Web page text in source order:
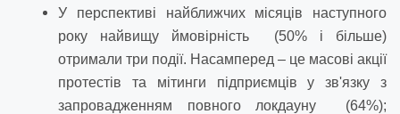
У перспективі найближчих місяців наступного
року найвищу ймовірність (50% і більше)
отримали три події. Насамперед – це масові акції
протестів та мітинги підприємців у зв'язку з
запровадженням повного локдауну (64%);